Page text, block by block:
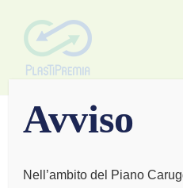
Avviso
Nell’ambito del Piano